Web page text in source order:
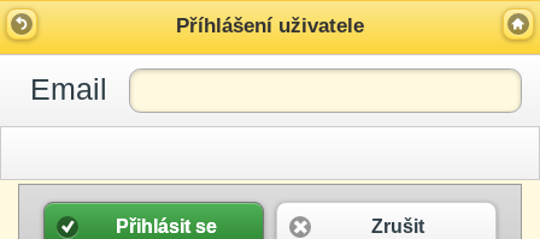
Příhlášení uživatele
Email
Přihlásit se Zrušit